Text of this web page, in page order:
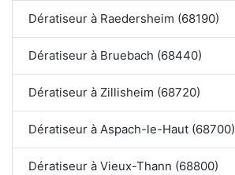
Dératiseur à Raedersheim (68190)
Dératiseur à Bruebach (68440)
Dératiseur à Zillisheim (68720)
Dératiseur à Aspach-le-Haut (68700)
Dératiseur à Vieux-Thann (68800)